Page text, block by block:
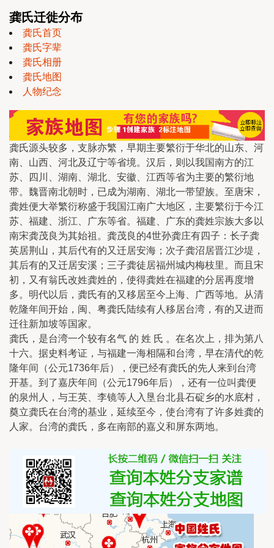
龚氏迁徙分布
龚氏首页
龚氏字辈
龚氏相册
龚氏地图
人物纪念
龚氏源头较多，支脉亦繁，早期主要繁衍于华北的山东、河
南、山西、河北及辽宁等省境。汉后，则以我国南方的江
苏、四川、湖南、湖北、安徽、江西等省为主要的繁衍地
带。魏晋南北朝时，已成为湖南、湖北一带望族。至唐宋，
龚姓便大举繁衍称盛于我国江南广大地区，主要繁衍于今江
苏、福建、浙江、广东等省。福建、广东的龚姓宗族大多以
南宋龚茂良为其始祖。龚茂良的4世孙龚庄有四子：长子龚
英居荆山，其后代有的又迁居安海；次子龚沼居晋江沙堤，
其后有的又迁居安溪；三子龚徒居福州城内梅枝里。而且宋
初，又有翁氏改姓龚姓的，使得龚姓在福建的分居再度增
多。明代以后，龚氏有的又移居至今上海、广西等地。从清
乾隆年间开始，闽、粤龚氏陆续有人移居台湾，有的又进而
迁往新加坡等国家。
龚氏，是台湾一个较有名气 的 姓 氏 。在名次上，排为第八
十六。据史料考证，与福建一海相隔和台湾，早在清代的乾
隆年间（公元1736年后），便已经有龚氏的先人来到台湾
开基。到了嘉庆年间（公元1796年后），还有一位叫龚便
的泉州人，与王英、李镜等人入垦台北县石碇乡的水底村，
奠立龚氏在台湾的基业，延续至今，使台湾有了许多姓龚的
人家。台湾的龚氏，多在南部的嘉义和屏东两地。